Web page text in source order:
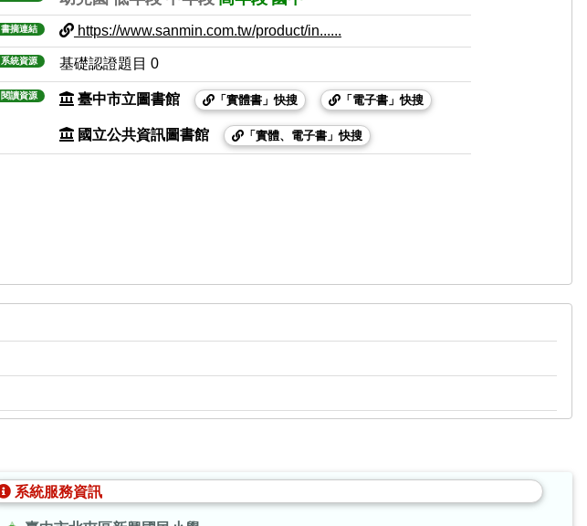
書摘連結 https://www.sanmin.com.tw/product/in......
系統資源 基礎認證題目 0
閱讀資源 臺中市立圖書館 「實體書」快搜 「電子書」快搜
國立公共資訊圖書館 「實體、電子書」快搜
系統服務資訊